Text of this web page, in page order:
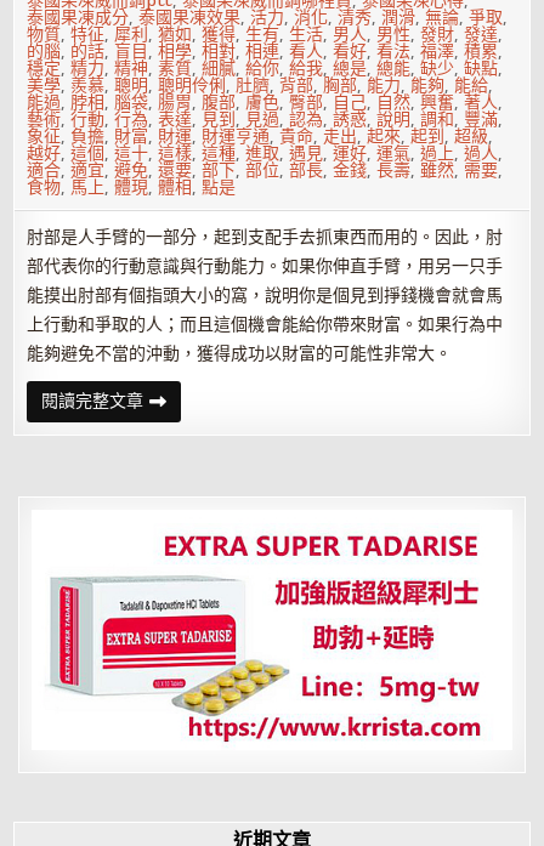
泰國果凍成分,泰國果凍效果,活力,消化,清秀,潤滑,無論,爭取,
物質,特征,犀利,猶如,獲得,生有,生活, 男人, 男性,發財,發達,
的腦, 的話,盲目,相學,相對,相連,看人,看好,看法,福澤,積累,
穩定,精力,精神,素質,細膩,給你,給我,總是,總能,缺少,缺點,
美學,羨慕,聰明,聰明伶俐,肚臍,背部,胸部,能力,能夠,能給,
能過,脖相,腦袋,腸胃,腹部,膚色,臀部, 自己, 自然,興奮,著人,
藝術,行動,行為,表達, 見到, 見過,認為,誘惑,說明,調和, 豐滿,
象征, 負擔, 財富, 財運, 財運亨通,貴命,走出,起來,起到,超級,
越好,這個,這十,這樣,這種,進取,遇見,運好,運氣,過上,過人,
適合,適宜,避免,還要,部下,部位,部長,金錢,長壽,雖然, 需要,
食物, 馬上,體現,體相,點是
肘部是人手臂的一部分，起到支配手去抓東西而用的。因此，肘
部代表你的行動意識與行動能力。如果你伸直手臂，用另一只手
能摸出肘部有個指頭大小的窩，說明你是個見到掙錢機會就會馬
上行動和爭取的人；而且這個機會能給你帶來財富。如果行為中
能夠避免不當的沖動，獲得成功以財富的可能性非常大。
閱讀完整文章財
運
亨
種
特
征
近期文章